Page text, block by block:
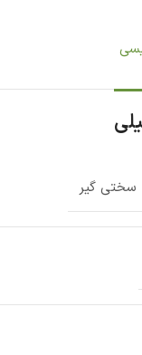
سختی گیر